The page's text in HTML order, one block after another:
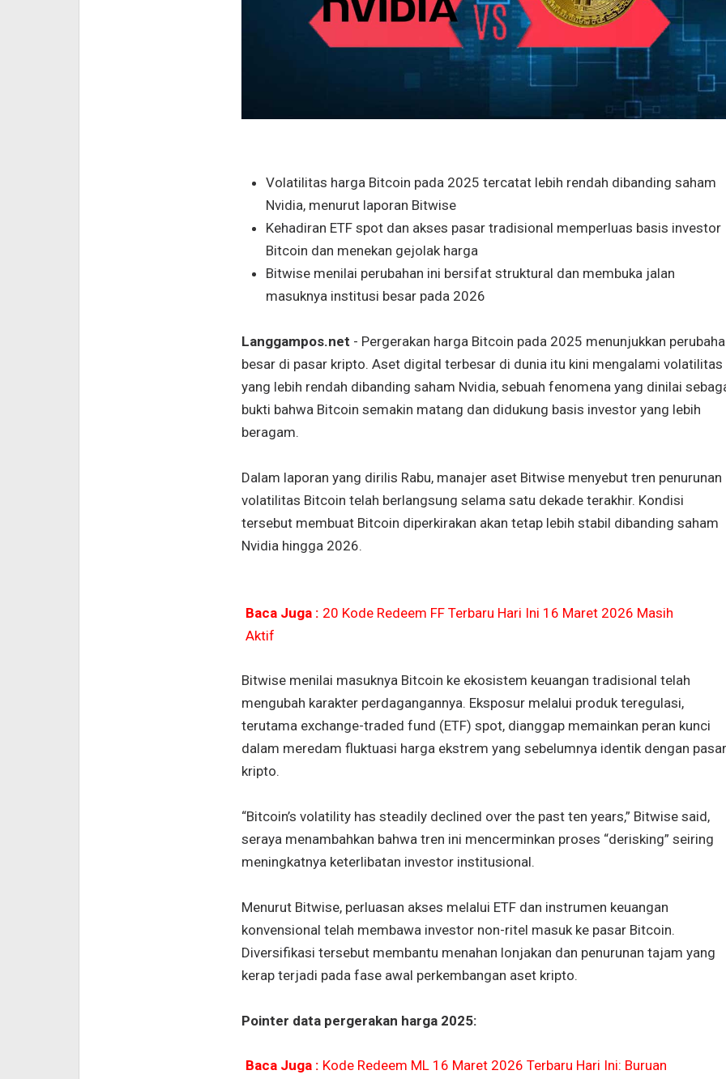
Volatilitas harga Bitcoin pada 2025 tercatat lebih rendah dibanding saham
Nvidia, menurut laporan Bitwise
Kehadiran ETF spot dan akses pasar tradisional memperluas basis investor
Bitcoin dan menekan gejolak harga
Bitwise menilai perubahan ini bersifat struktural dan membuka jalan
masuknya institusi besar pada 2026
Langgampos.net - Pergerakan harga Bitcoin pada 2025 menunjukkan
besar di pasar kripto. Aset digital terbesar di dunia itu kini mengalami volatilitas
yang lebih rendah dibanding saham Nvidia, sebuah fenomena yang dinilai
bukti bahwa Bitcoin semakin matang dan didukung basis investor yang lebih
beragam.
Dalam laporan yang dirilis Rabu, manajer aset Bitwise menyebut tren penurunan
volatilitas Bitcoin telah berlangsung selama satu dekade terakhir. Kondisi
tersebut membuat Bitcoin diperkirakan akan tetap lebih stabil dibanding saham
Nvidia hingga 2026.
Baca Juga : 20 Kode Redeem FF Terbaru Hari Ini 16 Maret 2026 Masih
Aktif
Bitwise menilai masuknya Bitcoin ke ekosistem keuangan tradisional telah
mengubah karakter perdagangannya. Eksposur melalui produk teregulasi,
terutama exchange-traded fund (ETF) spot, dianggap memainkan peran kunci
dalam meredam fluktuasi harga ekstrem yang sebelumnya identik dengan pasar
kripto.
“Bitcoin’s volatility has steadily declined over the past ten years,” Bitwise said,
seraya menambahkan bahwa tren ini mencerminkan proses “derisking” seiring
meningkatnya keterlibatan investor institusional.
Menurut Bitwise, perluasan akses melalui ETF dan instrumen keuangan
konvensional telah membawa investor non-ritel masuk ke pasar Bitcoin.
Diversifikasi tersebut membantu menahan lonjakan dan penurunan tajam yang
kerap terjadi pada fase awal perkembangan aset kripto.
Pointer data pergerakan harga 2025:
Baca Juga : Kode Redeem ML 16 Maret 2026 Terbaru Hari Ini: Buruan